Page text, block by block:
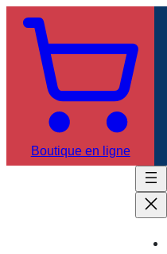
contenu
Boutique en ligne